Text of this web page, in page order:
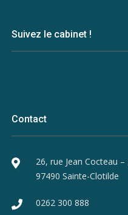
Suivez le cabinet !
Contact
26, rue Jean Cocteau
97490 Sainte-Clotilde
0262 300 888